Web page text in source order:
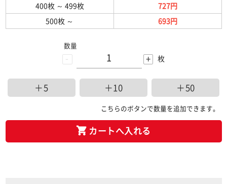
400枚 ～ 499枚
727円
500枚 ～ 693円
-
数量
+ 枚
＋5 ＋10 ＋50
こちらのボタンで数量を追加できます。
カートへ入れる